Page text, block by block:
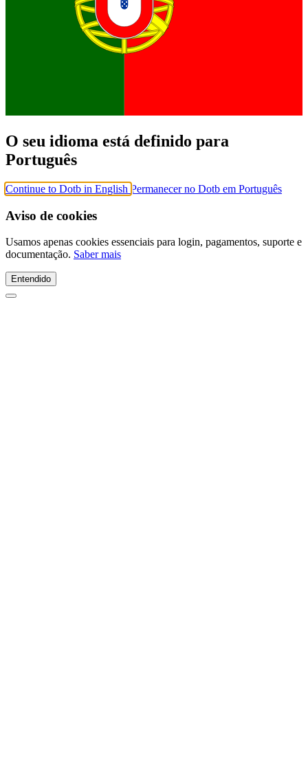
O seu idioma está definido para
Português
Continue to Dotb in English Permanecer no Dotb em Português
Aviso de cookies
Usamos apenas cookies essenciais para login, pagamentos, suporte e
documentação. Saber mais
Entendido